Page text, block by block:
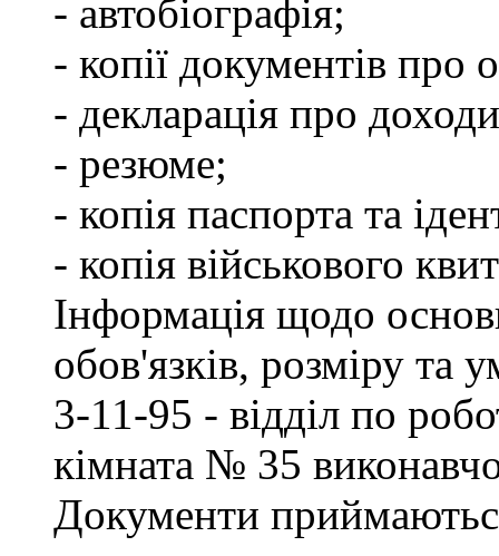
- автобіографія;
- копії документів про
- декларація про
- резюме;
- копія паспорта та
- копія військового
Інформація щодо
обов'язків, розміру та
3-11-95 - відділ по
кімната № 35
Документи